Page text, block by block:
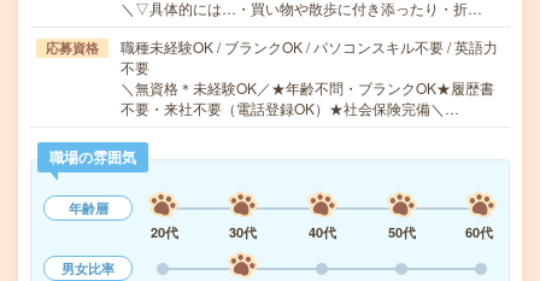
＼▽具体的には…・買い物や散歩に付き添ったり・折…
応募資格
職種未経験OK / ブランクOK / パソコンスキル不要 / 英語力
不要
＼無資格＊未経験OK／★年齢不問・ブランクOK★履歴書
不要・来社不要（電話登録OK）★社会保険完備＼…
職場の雰囲気
年齢層
20代
30代 40代 50代
60代
男女比率